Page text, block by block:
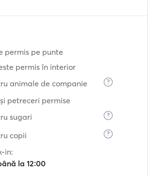
permis pe punte
permis în interior
animale de companie
?
petreceri permise
sugari
?
copii ?
in:
la 12:00